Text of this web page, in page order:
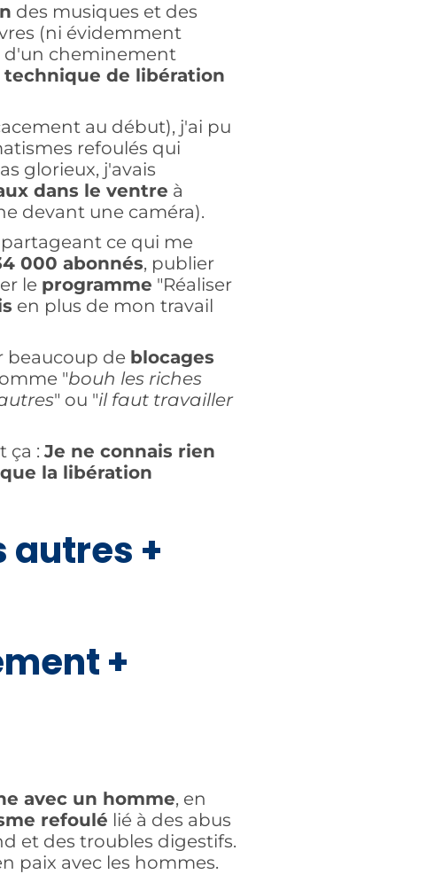
des musiques et des
(ni évidemment
d'un cheminement
technique de libération
au début), j'ai pu
refoulés qui
glorieux, j'avais
dans le ventre à
devant une caméra).
partageant ce qui me
000 abonnés, publier
le programme "Réaliser
en plus de mon travail
beaucoup de blocages
"bouh les riches
" ou "il faut travailler
ça : Je ne connais rien
la libération
autres +
+
avec un homme, en
refoulé lié à des abus
et des troubles digestifs.
paix avec les hommes.